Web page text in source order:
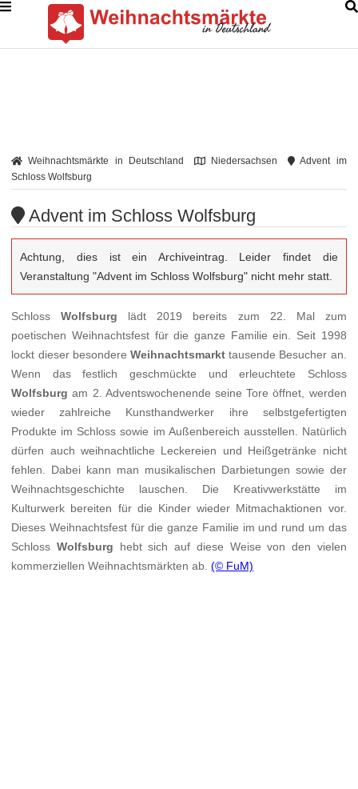
Weihnachtsmärkte in Deutschland Niedersachsen
Advent im
Schloss Wolfsburg
Advent im Schloss Wolfsburg
Achtung, dies ist ein Archiveintrag. Leider findet die
Veranstaltung "Advent im Schloss Wolfsburg" nicht mehr statt.
SchlossWolfsburg lädt 2019 bereits zum 22. Mal zum
poetischen Weihnachtsfest für die ganze Familie ein. Seit 1998
lockt dieser besondere Weihnachtsmarkttausende Besucher an.
Wenn das festlich geschmückte und erleuchtete Schloss
Wolfsburg am 2. Adventswochenende seine Tore öffnet, werden
wieder zahlreiche Kunsthandwerker ihre selbstgefertigten
Produkte im Schloss sowie im Außenbereich ausstellen. Natürlich
dürfen auch weihnachtliche Leckereien und Heißgetränke nicht
fehlen. Dabei kann man musikalischen Darbietungen sowie der
Weihnachtsgeschichte lauschen. Die Kreativwerkstätte im
Kulturwerk bereiten für die Kinder wieder Mitmachaktionen vor.
Dieses Weihnachtsfest für die ganze Familie im und rund um das
Schloss Wolfsburg hebt sich auf diese Weise von den vielen
kommerziellen Weihnachtsmärkten ab.(© FuM)